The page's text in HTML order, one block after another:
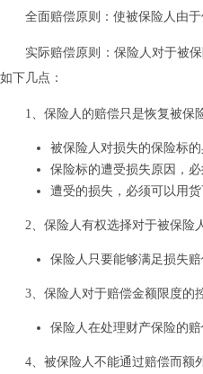
全面赔偿原则：使被保险人由
实际赔偿原则：保险人对于被
如下几点：
1、保险人的赔偿只是恢复被保
被保险人对损失的保险标的
保险标的遭受损失原因，
遭受的损失，必须可以用货
2、保险人有权选择对于被保险
保险人只要能够满足损失
3、保险人对于赔偿金额限度的
保险人在处理财产保险的
4、被保险人不能通过赔偿而额